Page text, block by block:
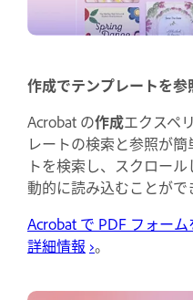
作成でテンプレートを参
Acrobat の作成エクスペ
レートの検索と参照が
トを検索し、スクロー
動的に読み込むことがで
Acrobat で PDF フォー
詳細情報 ›。